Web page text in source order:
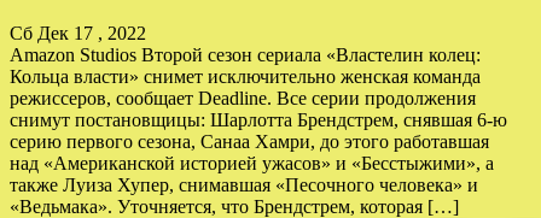
Сб Дек 17 , 2022
Amazon Studios Второй сезон сериала «Властелин колец:
Кольца власти» снимет исключительно женская команда
режиссеров, сообщает Deadline. Все серии продолжения
снимут постановщицы: Шарлотта Брендстрем, снявшая 6-ю
серию первого сезона, Санаа Хамри, до этого работавшая
над «Американской историей ужасов» и «Бесстыжими», а
также Луиза Хупер, снимавшая «Песочного человека» и
«Ведьмака». Уточняется, что Брендстрем, которая […]